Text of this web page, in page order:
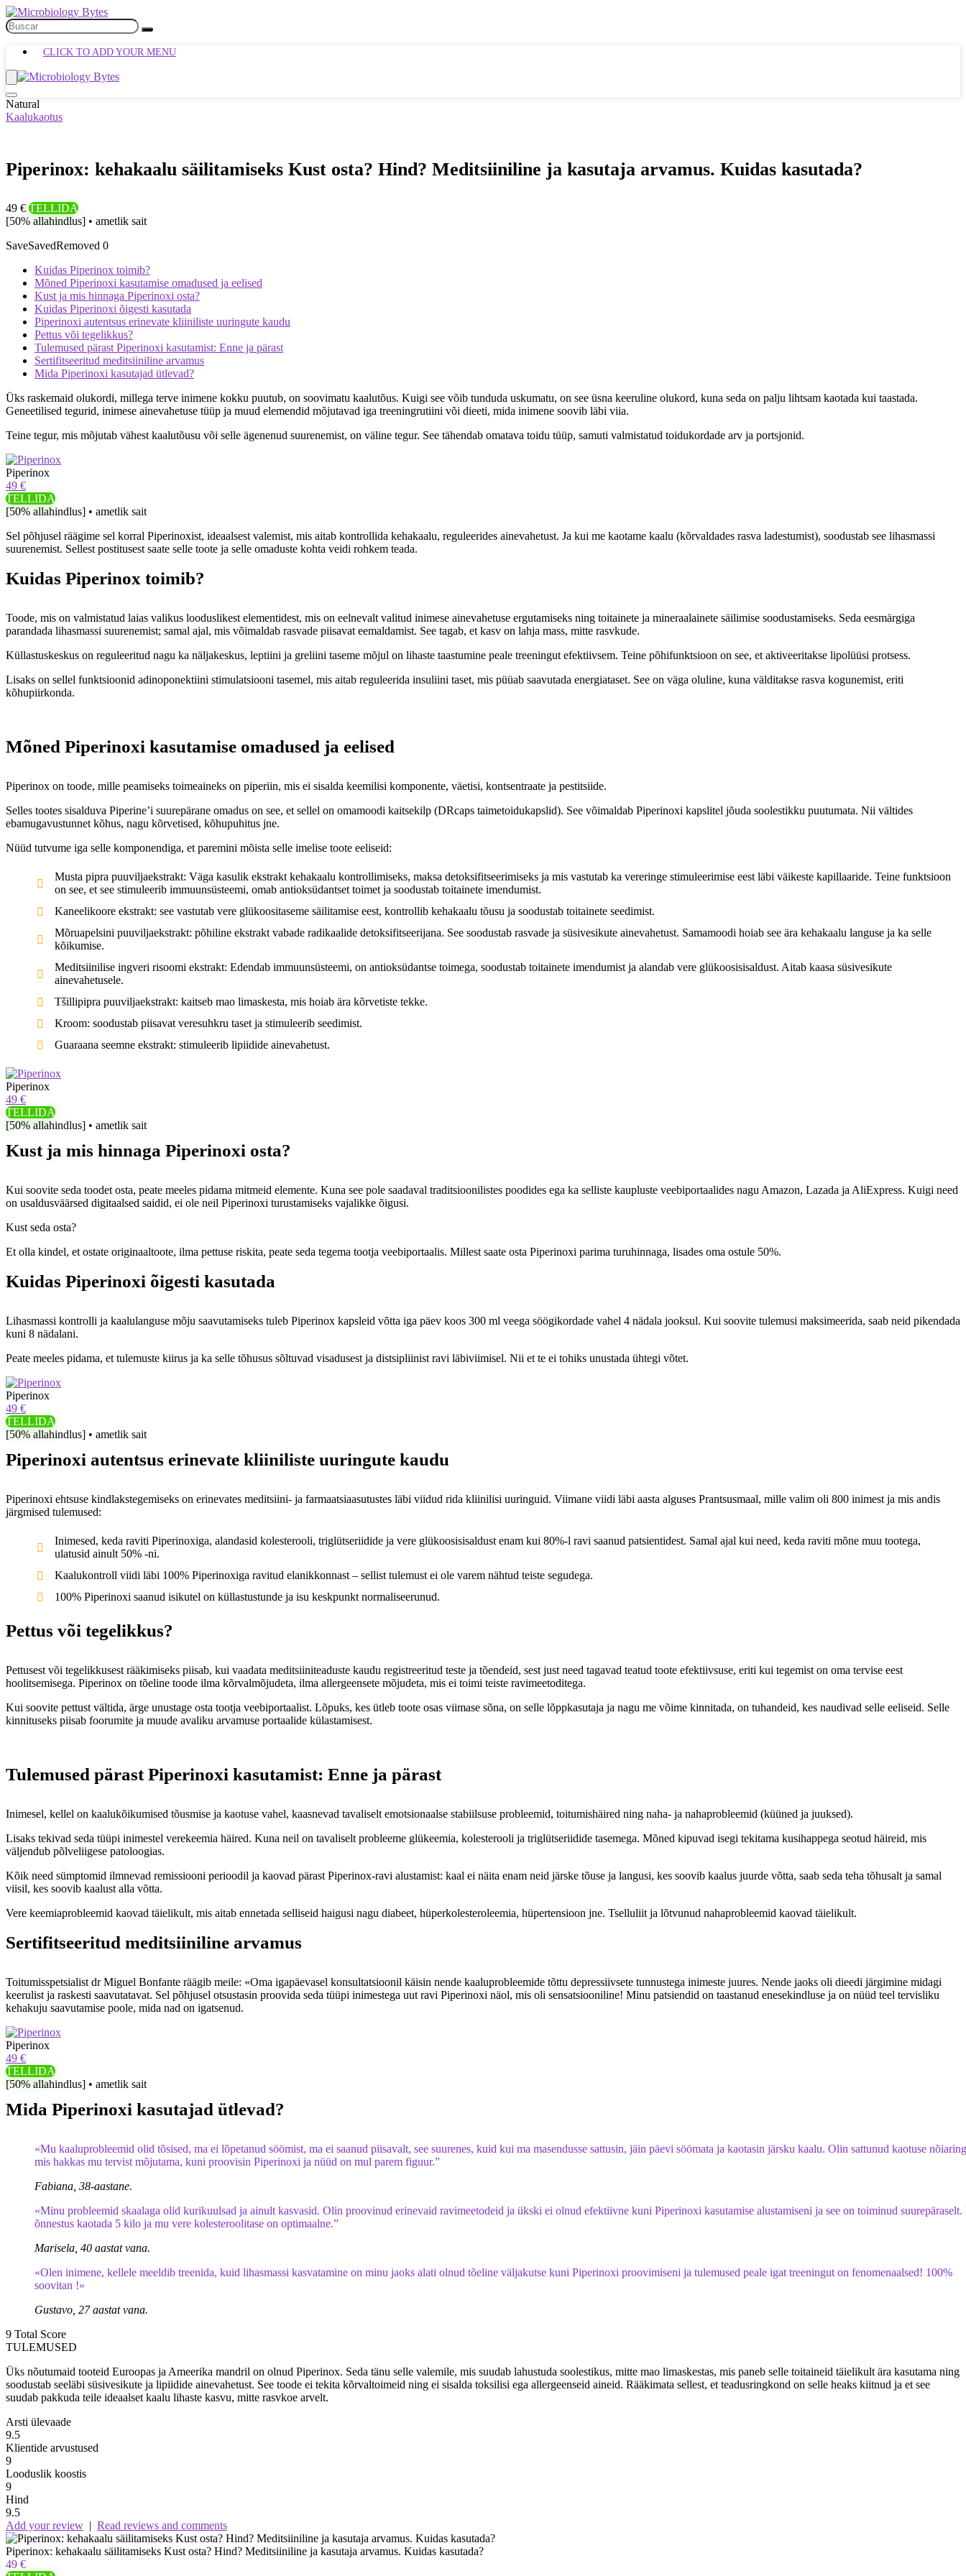
CLICK TO ADD YOUR MENU
Natural
Kaalukaotus
Piperinox: kehakaalu säilitamiseks Kust osta? Hind? Meditsiiniline ja kasutaja arvamus. Kuidas kasutada?
49 € TELLIDA
[50% allahindlus] • ametlik sait
SaveSavedRemoved 0
Kuidas Piperinox toimib?
Mõned Piperinoxi kasutamise omadused ja eelised
Kust ja mis hinnaga Piperinoxi osta?
Kuidas Piperinoxi õigesti kasutada
Piperinoxi autentsus erinevate kliiniliste uuringute kaudu
Pettus või tegelikkus?
Tulemused pärast Piperinoxi kasutamist: Enne ja pärast
Sertifitseeritud meditsiiniline arvamus
Mida Piperinoxi kasutajad ütlevad?
Üks raskemaid olukordi, millega terve inimene kokku puutub, on soovimatu kaalutõus. Kuigi see võib tunduda uskumatu, on see üsna keeruline olukord, kuna seda on palju lihtsam kaotada kui taastada.
Geneetilised tegurid, inimese ainevahetuse tüüp ja muud elemendid mõjutavad iga treeningrutiini või dieeti, mida inimene soovib läbi viia.
Teine tegur, mis mõjutab vähest kaalutõusu või selle ägenenud suurenemist, on väline tegur. See tähendab omatava toidu tüüp, samuti valmistatud toidukordade arv ja portsjonid.
Piperinox
49 €
TELLIDA
[50% allahindlus] • ametlik sait
Sel põhjusel räägime sel korral Piperinoxist, ideaalsest valemist, mis aitab kontrollida kehakaalu, reguleerides ainevahetust. Ja kui me kaotame kaalu (kõrvaldades rasva ladestumist), soodustab see lihasmassi
suurenemist. Sellest postitusest saate selle toote ja selle omaduste kohta veidi rohkem teada.
Kuidas Piperinox toimib?
Toode, mis on valmistatud laias valikus looduslikest elementidest, mis on eelnevalt valitud inimese ainevahetuse ergutamiseks ning toitainete ja mineraalainete säilimise soodustamiseks. Seda eesmärgiga
parandada lihasmassi suurenemist; samal ajal, mis võimaldab rasvade piisavat eemaldamist. See tagab, et kasv on lahja mass, mitte rasvkude.
Küllastuskeskus on reguleeritud nagu ka näljakeskus, leptiini ja greliini taseme mõjul on lihaste taastumine peale treeningut efektiivsem. Teine põhifunktsioon on see, et aktiveeritakse lipolüüsi protsess.
Lisaks on sellel funktsioonid adinoponektiini stimulatsiooni tasemel, mis aitab reguleerida insuliini taset, mis püüab saavutada energiataset. See on väga oluline, kuna välditakse rasva kogunemist, eriti
kõhupiirkonda.
Mõned Piperinoxi kasutamise omadused ja eelised
Piperinox on toode, mille peamiseks toimeaineks on piperiin, mis ei sisalda keemilisi komponente, väetisi, kontsentraate ja pestitsiide.
Selles tootes sisalduva Piperine’i suurepärane omadus on see, et sellel on omamoodi kaitsekilp (DRcaps taimetoidukapslid). See võimaldab Piperinoxi kapslitel jõuda soolestikku puutumata. Nii vältides
ebamugavustunnet kõhus, nagu kõrvetised, kõhupuhitus jne.
Nüüd tutvume iga selle komponendiga, et paremini mõista selle imelise toote eeliseid:
Musta pipra puuviljaekstrakt: Väga kasulik ekstrakt kehakaalu kontrollimiseks, maksa detoksifitseerimiseks ja mis vastutab ka vereringe stimuleerimise eest läbi väikeste kapillaaride. Teine funktsioon
on see, et see stimuleerib immuunsüsteemi, omab antioksüdantset toimet ja soodustab toitainete imendumist.
Kaneelikoore ekstrakt: see vastutab vere glükoositaseme säilitamise eest, kontrollib kehakaalu tõusu ja soodustab toitainete seedimist.
Mõruapelsini puuviljaekstrakt: põhiline ekstrakt vabade radikaalide detoksifitseerijana. See soodustab rasvade ja süsivesikute ainevahetust. Samamoodi hoiab see ära kehakaalu languse ja ka selle
kõikumise.
Meditsiinilise ingveri risoomi ekstrakt: Edendab immuunsüsteemi, on antioksüdantse toimega, soodustab toitainete imendumist ja alandab vere glükoosisisaldust. Aitab kaasa süsivesikute
ainevahetusele.
Tšillipipra puuviljaekstrakt: kaitseb mao limaskesta, mis hoiab ära kõrvetiste tekke.
Kroom: soodustab piisavat veresuhkru taset ja stimuleerib seedimist.
Guaraana seemne ekstrakt: stimuleerib lipiidide ainevahetust.
Piperinox
49 €
TELLIDA
[50% allahindlus] • ametlik sait
Kust ja mis hinnaga Piperinoxi osta?
Kui soovite seda toodet osta, peate meeles pidama mitmeid elemente. Kuna see pole saadaval traditsioonilistes poodides ega ka selliste kaupluste veebiportaalides nagu Amazon, Lazada ja AliExpress. Kuigi need
on usaldusväärsed digitaalsed saidid, ei ole neil Piperinoxi turustamiseks vajalikke õigusi.
Kust seda osta?
Et olla kindel, et ostate originaaltoote, ilma pettuse riskita, peate seda tegema tootja veebiportaalis. Millest saate osta Piperinoxi parima turuhinnaga, lisades oma ostule 50%.
Kuidas Piperinoxi õigesti kasutada
Lihasmassi kontrolli ja kaalulanguse mõju saavutamiseks tuleb Piperinox kapsleid võtta iga päev koos 300 ml veega söögikordade vahel 4 nädala jooksul. Kui soovite tulemusi maksimeerida, saab neid pikendada
kuni 8 nädalani.
Peate meeles pidama, et tulemuste kiirus ja ka selle tõhusus sõltuvad visadusest ja distsipliinist ravi läbiviimisel. Nii et te ei tohiks unustada ühtegi võtet.
Piperinox
49 €
TELLIDA
[50% allahindlus] • ametlik sait
Piperinoxi autentsus erinevate kliiniliste uuringute kaudu
Piperinoxi ehtsuse kindlakstegemiseks on erinevates meditsiini- ja farmaatsiaasutustes läbi viidud rida kliinilisi uuringuid. Viimane viidi läbi aasta alguses Prantsusmaal, mille valim oli 800 inimest ja mis andis
järgmised tulemused:
Inimesed, keda raviti Piperinoxiga, alandasid kolesterooli, triglütseriidide ja vere glükoosisisaldust enam kui 80%-l ravi saanud patsientidest. Samal ajal kui need, keda raviti mõne muu tootega,
ulatusid ainult 50% -ni.
Kaalukontroll viidi läbi 100% Piperinoxiga ravitud elanikkonnast – sellist tulemust ei ole varem nähtud teiste segudega.
100% Piperinoxi saanud isikutel on küllastustunde ja isu keskpunkt normaliseerunud.
Pettus või tegelikkus?
Pettusest või tegelikkusest rääkimiseks piisab, kui vaadata meditsiiniteaduste kaudu registreeritud teste ja tõendeid, sest just need tagavad teatud toote efektiivsuse, eriti kui tegemist on oma tervise eest
hoolitsemisega. Piperinox on tõeline toode ilma kõrvalmõjudeta, ilma allergeensete mõjudeta, mis ei toimi teiste ravimeetoditega.
Kui soovite pettust vältida, ärge unustage osta tootja veebiportaalist. Lõpuks, kes ütleb toote osas viimase sõna, on selle lõppkasutaja ja nagu me võime kinnitada, on tuhandeid, kes naudivad selle eeliseid. Selle
kinnituseks piisab foorumite ja muude avaliku arvamuse portaalide külastamisest.
Tulemused pärast Piperinoxi kasutamist: Enne ja pärast
Inimesel, kellel on kaalukõikumised tõusmise ja kaotuse vahel, kaasnevad tavaliselt emotsionaalse stabiilsuse probleemid, toitumishäired ning naha- ja nahaprobleemid (küüned ja juuksed).
Lisaks tekivad seda tüüpi inimestel verekeemia häired. Kuna neil on tavaliselt probleeme glükeemia, kolesterooli ja triglütseriidide tasemega. Mõned kipuvad isegi tekitama kusihappega seotud häireid, mis
väljendub põlveliigese patoloogias.
Kõik need sümptomid ilmnevad remissiooni perioodil ja kaovad pärast Piperinox-ravi alustamist: kaal ei näita enam neid järske tõuse ja langusi, kes soovib kaalus juurde võtta, saab seda teha tõhusalt ja samal
viisil, kes soovib kaalust alla võtta.
Vere keemiaprobleemid kaovad täielikult, mis aitab ennetada selliseid haigusi nagu diabeet, hüperkolesteroleemia, hüpertensioon jne. Tselluliit ja lõtvunud nahaprobleemid kaovad täielikult.
Sertifitseeritud meditsiiniline arvamus
Toitumisspetsialist dr Miguel Bonfante räägib meile: «Oma igapäevasel konsultatsioonil käisin nende kaaluprobleemide tõttu depressiivsete tunnustega inimeste juures. Nende jaoks oli dieedi järgimine midagi
keerulist ja raskesti saavutatavat. Sel põhjusel otsustasin proovida seda tüüpi inimestega uut ravi Piperinoxi näol, mis oli sensatsiooniline! Minu patsiendid on taastanud enesekindluse ja on nüüd teel tervisliku
kehakuju saavutamise poole, mida nad on igatsenud.
Piperinox
49 €
TELLIDA
[50% allahindlus] • ametlik sait
Mida Piperinoxi kasutajad ütlevad?
«Mu kaaluprobleemid olid tõsised, ma ei lõpetanud söömist, ma ei saanud piisavalt, see suurenes, kuid kui ma masendusse sattusin, jäin päevi söömata ja kaotasin järsku kaalu. Olin sattunud kaotuse
mis hakkas mu tervist mõjutama, kuni proovisin Piperinoxi ja nüüd on mul parem figuur.”
Fabiana, 38-aastane.
«Minu probleemid skaalaga olid kurikuulsad ja ainult kasvasid. Olin proovinud erinevaid ravimeetodeid ja ükski ei olnud efektiivne kuni Piperinoxi kasutamise alustamiseni ja see on toiminud
õnnestus kaotada 5 kilo ja mu vere kolesteroolitase on optimaalne.”
Marisela, 40 aastat vana.
«Olen inimene, kellele meeldib treenida, kuid lihasmassi kasvatamine on minu jaoks alati olnud tõeline väljakutse kuni Piperinoxi proovimiseni ja tulemused peale igat treeningut on fenomenaalsed! 100%
soovitan !»
Gustavo, 27 aastat vana.
9 Total Score
TULEMUSED
Üks nõutumaid tooteid Euroopas ja Ameerika mandril on olnud Piperinox. Seda tänu selle valemile, mis suudab lahustuda soolestikus, mitte mao limaskestas, mis paneb selle toitaineid täielikult ära kasutama ning
soodustab seeläbi süsivesikute ja lipiidide ainevahetust. See toode ei tekita kõrvaltoimeid ning ei sisalda toksilisi ega allergeenseid aineid. Rääkimata sellest, et teadusringkond on selle heaks kiitnud ja et see
suudab pakkuda teile ideaalset kaalu lihaste kasvu, mitte rasvkoe arvelt.
Arsti ülevaade
9.5
Klientide arvustused
9
Looduslik koostis
9
Hind
9.5
Add your review | Read reviews and comments
Piperinox: kehakaalu säilitamiseks Kust osta? Hind? Meditsiiniline ja kasutaja arvamus. Kuidas kasutada?
49 €